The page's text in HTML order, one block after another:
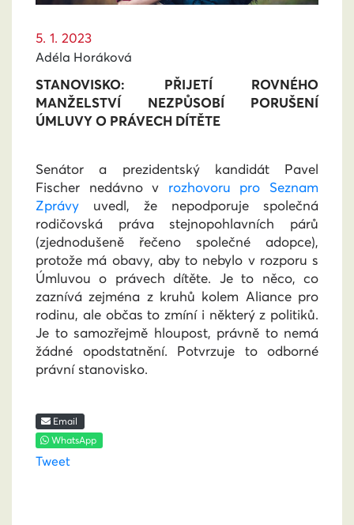
5. 1. 2023
Adéla Horáková
STANOVISKO: PŘIJETÍ ROVNÉHO
MANŽELSTVÍ NEZPŮSOBÍ PORUŠENÍ
ÚMLUVY O PRÁVECH DÍTĚTE
Senátor a prezidentský kandidát Pavel
Fischer nedávno v rozhovoru pro Seznam
Zprávy uvedl, že nepodporuje společná
rodičovská práva stejnopohlavních párů
(zjednodušeně řečeno společné adopce),
protože má obavy, aby to nebylo v rozporu s
Úmluvou o právech dítěte. Je to něco, co
zaznívá zejména z kruhů kolem Aliance pro
rodinu, ale občas to zmíní i některý z politiků.
Je to samozřejmě hloupost, právně to nemá
žádné opodstatnění. Potvrzuje to odborné
právní stanovisko.
Email
WhatsApp
Tweet